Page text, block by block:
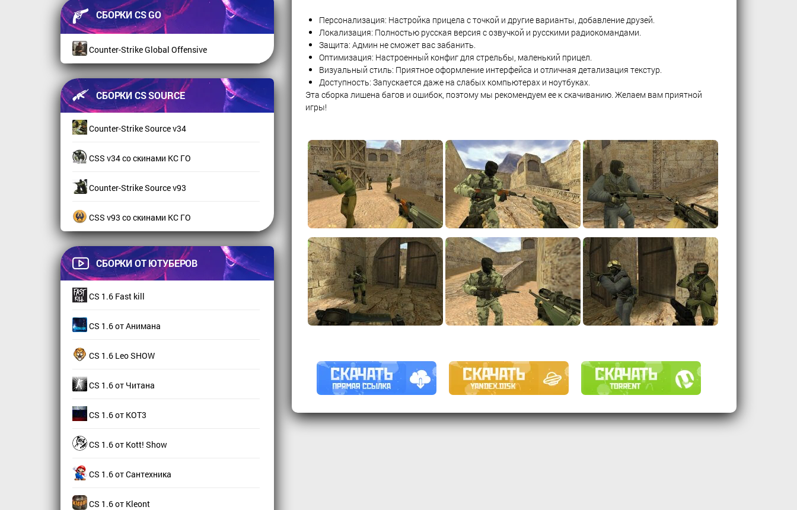
СБОРКИ CS GO
Counter-Strike Global Offensive
СБОРКИ CS SOURCE
Counter-Strike Source v34
CSS v34 со скинами КС ГО
Counter-Strike Source v93
CSS v93 со скинами КС ГО
СБОРКИ ОТ ЮТУБЕРОВ
CS 1.6 Fast kill
CS 1.6 от Анимана
CS 1.6 Leo SHOW
CS 1.6 от Читана
CS 1.6 от КОТ3
CS 1.6 от Kott! Show
CS 1.6 от Сантехника
CS 1.6 от Kleont
Персонализация: Настройка прицела с точкой и другие варианты, добавление друзей.
Локализация: Полностью русская версия с озвучкой и русскими радиокомандами.
Защита: Админ не сможет вас забанить.
Оптимизация: Настроенный конфиг для стрельбы, маленький прицел.
Визуальный стиль: Приятное оформление интерфейса и отличная детализация текстур.
Доступность: Запускается даже на слабых компьютерах и ноутбуках.
Эта сборка лишена багов и ошибок, поэтому мы рекомендуем ее к скачиванию. Желаем вам приятной
игры!